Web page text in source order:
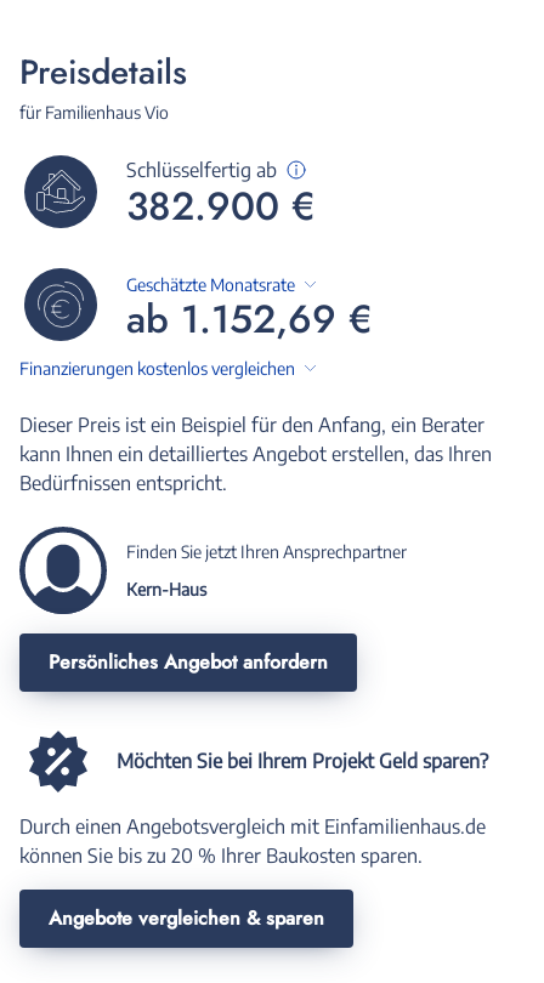
Preisdetails
für Familienhaus Vio
Schlüsselfertig ab
382.900 €
Geschätzte Monatsrate
ab 1.152,69 €
Finanzierungen kostenlos vergleichen
Dieser Preis ist ein Beispiel für den Anfang, ein Berater
kann Ihnen ein detailliertes Angebot erstellen, das Ihren
Bedürfnissen entspricht.
Finden Sie jetzt Ihren Ansprechpartner
Kern-Haus
Persönliches Angebot anfordern
Möchten Sie bei Ihrem Projekt Geld sparen?
Durch einen Angebotsvergleich mit Einfamilienhaus.de
können Sie bis zu 20 % Ihrer Baukosten sparen.
Angebote vergleichen & sparen